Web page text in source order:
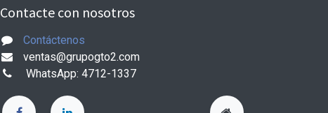
Contacte con nosotros
Contáctenos
ventas@grupogto2.com
WhatsApp: 4712-1337